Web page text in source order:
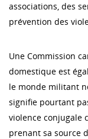
associations, des
prévention des
Une Commission
domestique est
le monde militant
signifie pourtant
violence conjugale
prenant sa source